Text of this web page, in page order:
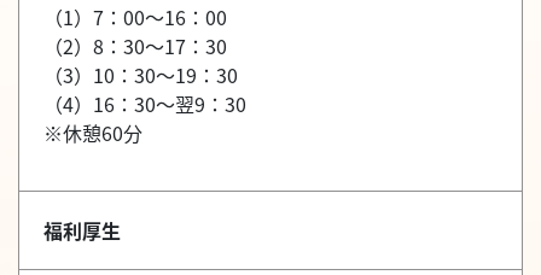
（1）7：00～16：00
（2）8：30～17：30
（3）10：30～19：30
（4）16：30～翌9：30
※休憩60分
福利厚生